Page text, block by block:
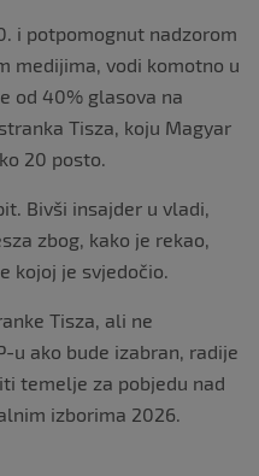
i potpomognut nadzorom
medijima, vodi komotno u
od 40% glasova na
Tisza, koju Magyar
20 posto.
Bivši insajder u vladi,
zbog, kako je rekao,
kojoj je svjedočio.
Tisza, ali ne
u ako bude izabran, radije
temelje za pobjedu nad
izborima 2026.